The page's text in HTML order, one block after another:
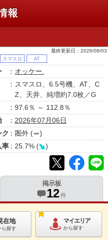
報
最終更新日： 2026/08/03
スマスロ AT
： オッケー.
：スマスロ、6.5号機、AT、C
Z、天井、純増約7.0枚／G
：97.6％ ～ 112.8％
： 2026年07月06日
ク： 圏外(
)
率： 25.7% ( )
掲示板
12件
在地
ら探す
マイエリア
から探す